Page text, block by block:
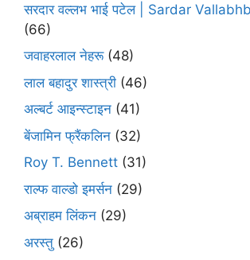
सरदार वल्लभ भाई पटेल | Sardar
(66)
जवाहरलाल नेहरू(48)
लाल बहादुर शास्त्री (46)
अल्बर्ट आइन्स्टाइन (41)
बेंजामिन फ्रैंकलिन (32)
Roy T. Bennett (31)
राल्फ वाल्डो इमर्सन (29)
अब्राहम लिंकन (29)
अरस्तु (26)